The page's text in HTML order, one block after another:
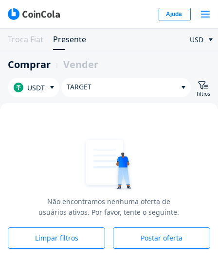
Ajuda
Troca Fiat Presente USD
Comprar Vender
USDT TARGET
Filtros
Não encontramos nenhuma oferta de
usuários ativos. Por favor, tente o seguinte.
Limpar filtros Postar oferta